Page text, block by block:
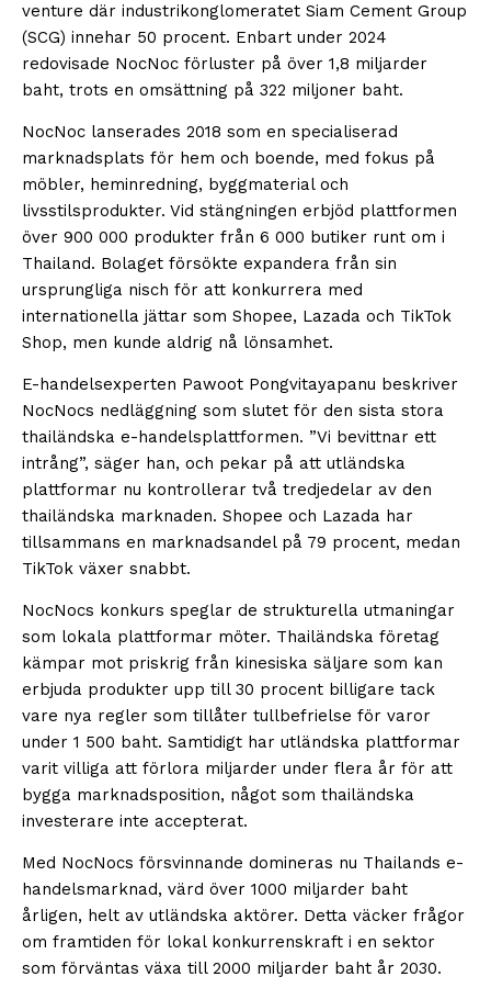
venture där industrikonglomeratet Siam Cement Group
(SCG) innehar 50 procent. Enbart under 2024
redovisade NocNoc förluster på över 1,8 miljarder
baht, trots en omsättning på 322 miljoner baht.
NocNoc lanserades 2018 som en specialiserad
marknadsplats för hem och boende, med fokus på
möbler, heminredning, byggmaterial och
livsstilsprodukter. Vid stängningen erbjöd plattformen
över 900 000 produkter från 6 000 butiker runt om i
Thailand. Bolaget försökte expandera från sin
ursprungliga nisch för att konkurrera med
internationella jättar som Shopee, Lazada och TikTok
Shop, men kunde aldrig nå lönsamhet.
E-handelsexperten Pawoot Pongvitayapanu beskriver
NocNocs nedläggning som slutet för den sista stora
thailändska e-handelsplattformen. ”Vi bevittnar ett
intrång”, säger han, och pekar på att utländska
plattformar nu kontrollerar två tredjedelar av den
thailändska marknaden. Shopee och Lazada har
tillsammans en marknadsandel på 79 procent, medan
TikTok växer snabbt.
NocNocs konkurs speglar de strukturella utmaningar
som lokala plattformar möter. Thailändska företag
kämpar mot priskrig från kinesiska säljare som kan
erbjuda produkter upp till 30 procent billigare tack
vare nya regler som tillåter tullbefrielse för varor
under 1 500 baht. Samtidigt har utländska plattformar
varit villiga att förlora miljarder under flera år för att
bygga marknadsposition, något som thailändska
investerare inte accepterat.
Med NocNocs försvinnande domineras nu Thailands e-
handelsmarknad, värd över 1000 miljarder baht
årligen, helt av utländska aktörer. Detta väcker frågor
om framtiden för lokal konkurrenskraft i en sektor
som förväntas växa till 2000 miljarder baht år 2030.